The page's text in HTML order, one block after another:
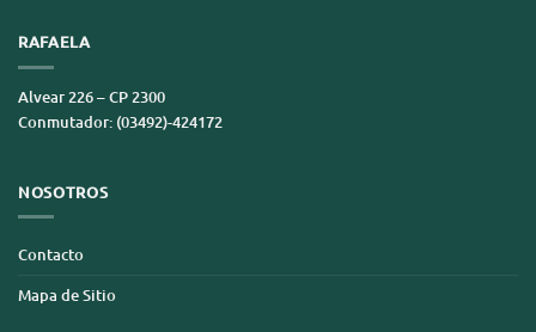
RAFAELA
Alvear 226 – CP 2300
Conmutador: (03492)-424172
NOSOTROS
Contacto
Mapa de Sitio